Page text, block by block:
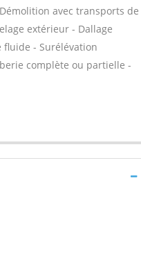
avec transports de
extérieur - Dallage
fluide - Surélévation
complète ou partielle -